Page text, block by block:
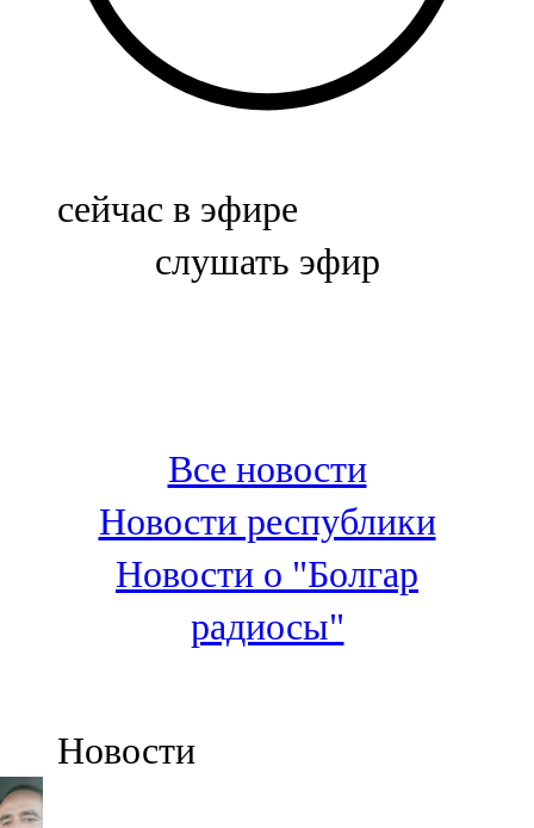
107,5 FM
Биләр
Болгар
100,3 FM
Зәй
106,6 FM
Кадыбаш
105,2 FM
91,5 FM
сейчас в эфире
слушать эфир
Все новости
Новости республики
Новости о "Болгар
радиосы"
Новости